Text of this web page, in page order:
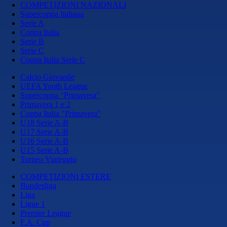
COMPETIZIONI NAZIONALI
Supercoppa Italiana
Serie A
Coppa Italia
Serie B
Serie C
Coppa Italia Serie C
Calcio Giovanile
UEFA Youth League
Supercoppa "Primavera"
Primavera 1 e 2
Coppa Italia "Primavera"
U18 Serie A-B
U17 Serie A-B
U16 Serie A-B
U15 Serie A-B
Torneo Viareggio
COMPETIZIONI ESTERE
Bundesliga
Liga
Ligue 1
Premier League
F.A. Cup